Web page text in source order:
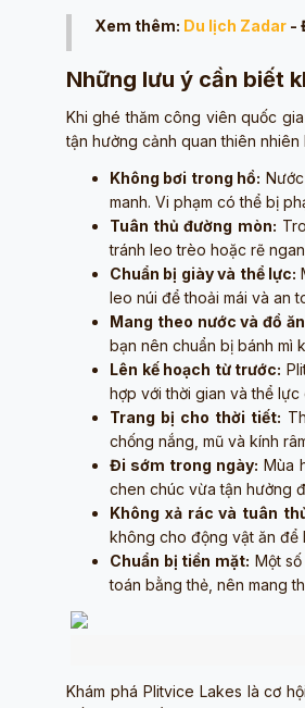
Xem thêm: Du lịch Zadar -
Những lưu ý cần biết
Khi ghé thăm công viên quốc
tận hưởng cảnh quan thiên nhiên
Không bơi trong hồ:
manh. Vi phạm có thể bị
Tuân thủ đường mòn:
tránh leo trèo hoặc rẽ
Chuẩn bị giày và thể lực:
leo núi để thoải mái và an
Mang theo nước và đồ
bạn nên chuẩn bị bánh mì
Lên kế hoạch từ trước:
hợp với thời gian và thể
Trang bị cho thời tiết:
chống nắng, mũ và kính
Đi sớm trong ngày: Mùa
chen chúc vừa tận hưởng
Không xả rác và tuân
không cho động vật ăn để
Chuẩn bị tiền mặt: Một
toán bằng thẻ, nên mang
Khám phá Plitvice Lakes là cơ